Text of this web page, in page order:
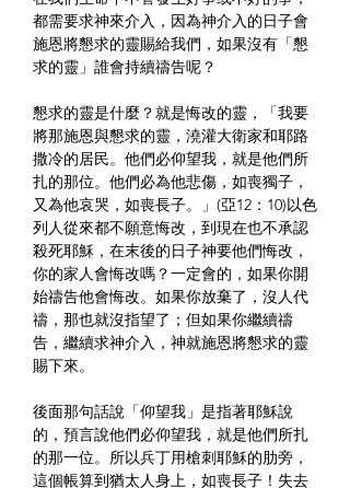
都需要求神來介入，因為神介入的日子會
施恩將懇求的靈賜給我們，如果沒有「懇
求的靈」誰會持續禱告呢？
懇求的靈是什麼？就是悔改的靈，「我要
將那施恩與懇求的靈，澆灌大衛家和耶路
撒冷的居民。他們必仰望我，就是他們所
扎的那位。他們必為他悲傷，如喪獨子，
又為他哀哭，如喪長子。」(亞12：10)以色
列人從來都不願意悔改，到現在也不承認
殺死耶穌，在末後的日子神要他們悔改，
你的家人會悔改嗎？一定會的，如果你開
始禱告他會悔改。如果你放棄了，沒人代
禱，那也就沒指望了；但如果你繼續禱
告，繼續求神介入，神就施恩將懇求的靈
賜下來。
後面那句話說「仰望我」是指著耶穌說
的，預言說他們必仰望我，就是他們所扎
的那一位。所以兵丁用槍刺耶穌的肋旁，
這個帳算到猶太人身上，如喪長子！失去